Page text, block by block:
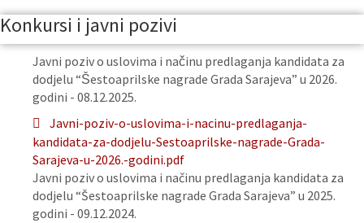
Konkursi i javni pozivi
Javni poziv o uslovima i načinu predlaganja kandidata za
dodjelu “Šestoaprilske nagrade Grada Sarajeva” u 2026.
godini - 08.12.2025.
Javni-poziv-o-uslovima-i-nacinu-predlaganja-
kandidata-za-dodjelu-Sestoaprilske-nagrade-Grada-
Sarajeva-u-2026.-godini.pdf
Javni poziv o uslovima i načinu predlaganja kandidata za
dodjelu “Šestoaprilske nagrade Grada Sarajeva” u 2025.
godini - 09.12.2024.